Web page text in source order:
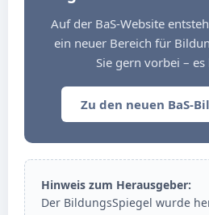
Auf der BaS-Website
ein neuer Bereich für
Sie gern vorbei –
Zu den neuen BaS-
Hinweis zum Herausgeber:
Der BildungsSpiegel wurde